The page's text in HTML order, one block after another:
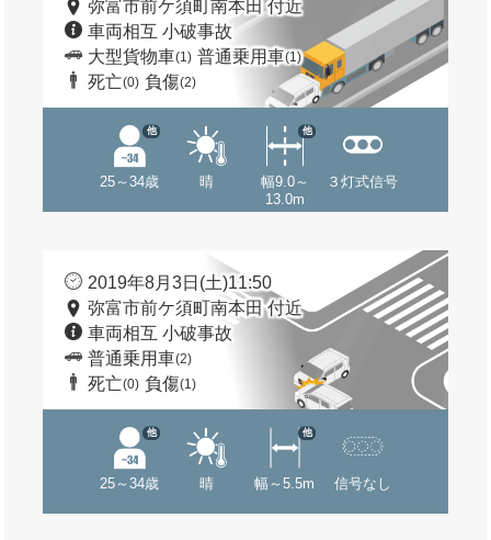
弥富市前ケ須町南本田 付近
車両相互 小破事故
大型貨物車(1) 普通乗用車(1)
死亡(0) 負傷(2)
25～34歳
他
晴
幅9.0～
13.0m
他
３灯式信号
2019年8月3日(土)11:50
弥富市前ケ須町南本田 付近
車両相互 小破事故
普通乗用車(2)
死亡(0) 負傷(1)
25～34歳
他
晴 幅～5.5m
他
信号なし